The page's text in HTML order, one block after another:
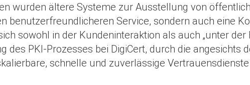
wurden ältere Systeme zur Ausstellung von
benutzerfreundlicheren Service, sondern auch eine
sowohl in der Kundeninteraktion als auch „unter
PKI-Prozesses bei DigiCert, durch die angesichts
schnelle und zuverlässige